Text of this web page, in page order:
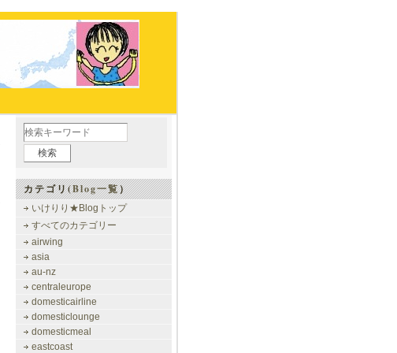
カテゴリ(Blog一覧）
いけりり★Blogトップ
すべてのカテゴリー
airwing
asia
au-nz
centraleurope
domesticairline
domesticlounge
domesticmeal
eastcoast